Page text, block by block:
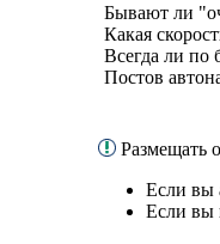
Бывают ли
Какая
Всегда ли по
Постов
Размещать
Если вы
Если вы